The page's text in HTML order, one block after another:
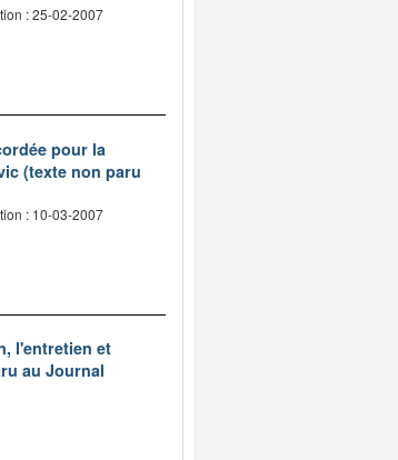
: 25-02-2007
pour la
(texte non paru
: 10-03-2007
l'entretien et
au Journal